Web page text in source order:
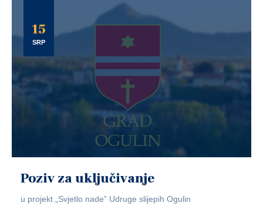
15
SRP
Poziv za uključivanje
u projekt „Svjetlo nade” Udruge slijepih Ogulin